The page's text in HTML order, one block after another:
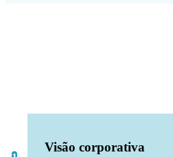
Visão corporativa